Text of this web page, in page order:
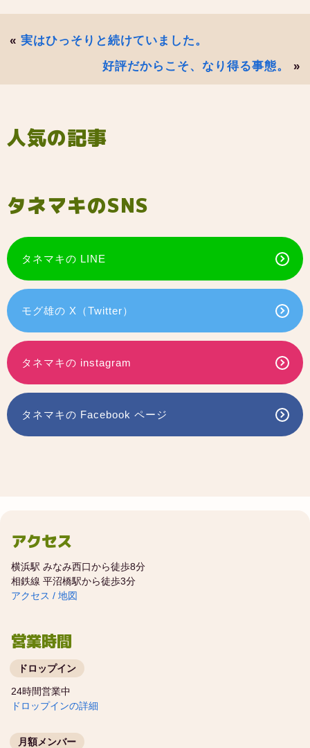
« 実はひっそりと続けていました。
好評だからこそ、なり得る事態。
»
人気の記事
タネマキのSNS
タネマキの LINE
モグ雄の X（Twitter）
タネマキの instagram
タネマキの Facebook ページ
アクセス
横浜駅 みなみ西口から徒歩8分
相鉄線 平沼橋駅から徒歩3分
アクセス / 地図
営業時間
ドロップイン
24時間営業中
ドロップインの詳細
月額メンバー